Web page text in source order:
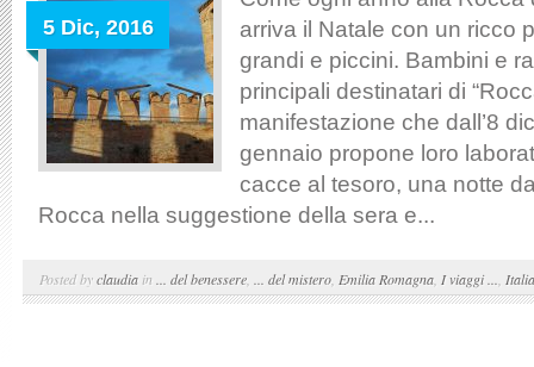
5 Dic, 2016
arriva il Natale con un ricco
grandi e piccini. Bambini e
principali destinatari di
manifestazione che dall’8
gennaio propone loro
cacce al tesoro, una notte
Rocca nella suggestione della sera e...
Posted byclaudia in ... del benessere ... del mistero Emilia Romagna I viaggi ... Italia